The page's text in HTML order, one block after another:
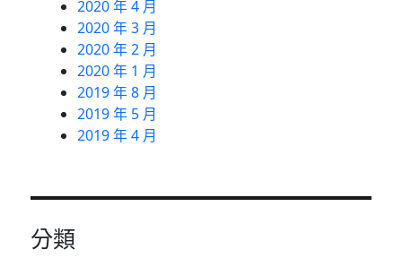
2020 年 4 月
2020 年 3 月
2020 年 2 月
2020 年 1 月
2019 年 8 月
2019 年 5 月
2019 年 4 月
分類